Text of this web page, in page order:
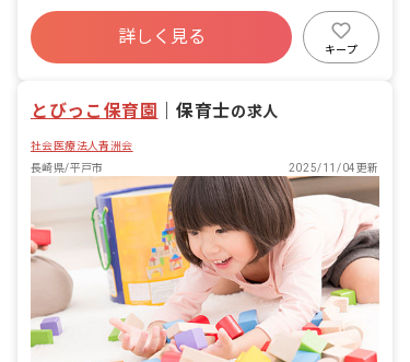
・行事の計画・実行、お知らせの作成
福利厚生充実
産休育休制度
未経験歓迎
WEB面接OK
詳しく見る
キープ
とびっこ保育園 ｜保育士の求人
社会医療法人青洲会
長崎県/平戸市
2025/11/04更新